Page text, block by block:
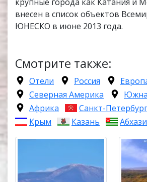
внесен в список объектов
ЮНЕСКО в июне 2013 года.
Смотрите также:
Отели Россия
Северная Америка
Африка
Санкт-Петербург
Крым
Казань